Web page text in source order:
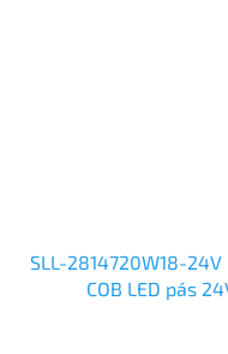
SLL-2814720W18-
COB LED pás